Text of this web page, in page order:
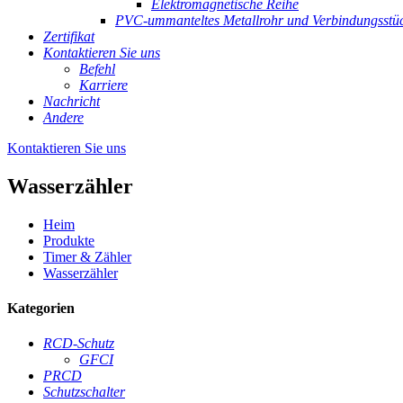
Elektromagnetische Reihe
PVC-ummanteltes Metallrohr und
Zertifikat
Kontaktieren Sie uns
Befehl
Karriere
Nachricht
Andere
Kontaktieren Sie uns
Wasserzähler
Heim
Produkte
Timer & Zähler
Wasserzähler
Kategorien
RCD-Schutz
GFCI
PRCD
Schutzschalter